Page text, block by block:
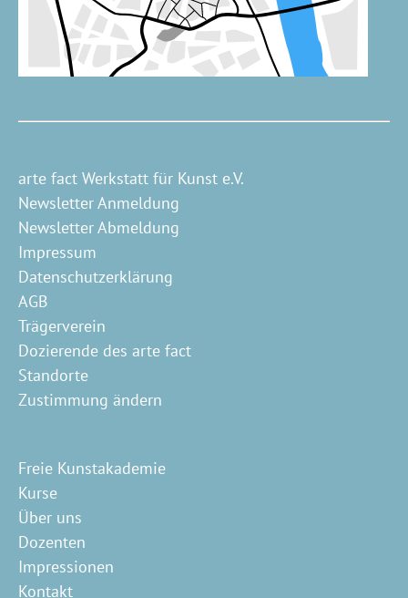
arte fact Werkstatt für Kunst e.V.
Newsletter Anmeldung
Newsletter Abmeldung
Impressum
Datenschutzerklärung
AGB
Trägerverein
Dozierende des arte fact
Standorte
Zustimmung ändern
Freie Kunstakademie
Kurse
Über uns
Dozenten
Impressionen
Kontakt